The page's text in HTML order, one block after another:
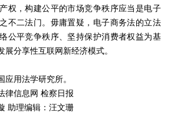
权，构建公平的市场竞争秩序应当是电子
不二法门。毋庸置疑，电子商务法的立法
公平竞争秩序、坚持保护消费者权益为基
分享性互联网新经济模式。
用法学研究所。
律信息网 检察日报
助理编辑：汪文珊